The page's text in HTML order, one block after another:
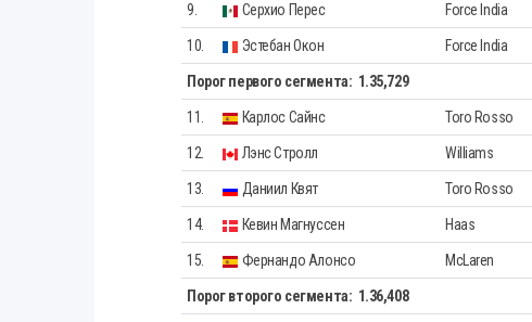
9. Серхио Перес Force India
10. Эстебан Окон Force India
Порог первого сегмента: 1.35,729
11. Карлос Сайнс Toro Rosso
12. Лэнс Стролл Williams
13. Даниил Квят Toro Rosso
14. Кевин Магнуссен Haas
15. Фернандо Алонсо McLaren
Порог второго сегмента: 1.36,408